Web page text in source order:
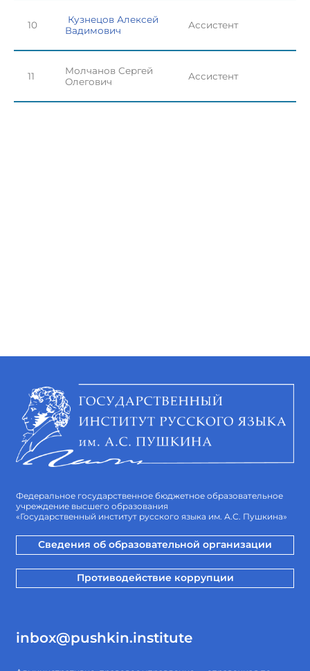
10
Кузнецов Алексей
Вадимович
Ассистент
11
Молчанов Сергей
Олегович
Ассистент
Федеральное государственное бюджетное образовательное
учреждение высшего образования
«Государственный институт русского языка им. А.С. Пушкина»
Сведения об образовательной организации
Противодействие коррупции
inbox@pushkin.institute